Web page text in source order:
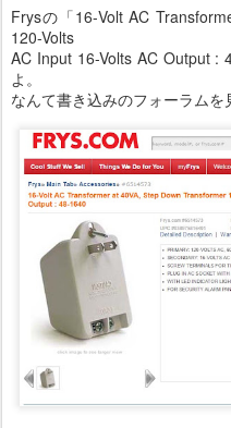
Frysの「16-Volt AC
120-Volts
AC Input 16-Volts AC Output :
よ。
なんて書き込みのフォーラムを